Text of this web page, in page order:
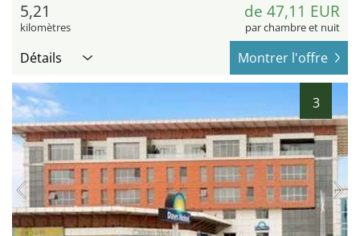
5,21
kilomètres
de 47,11 EUR
par chambre et nuit
Détails Montrer l'offre
3